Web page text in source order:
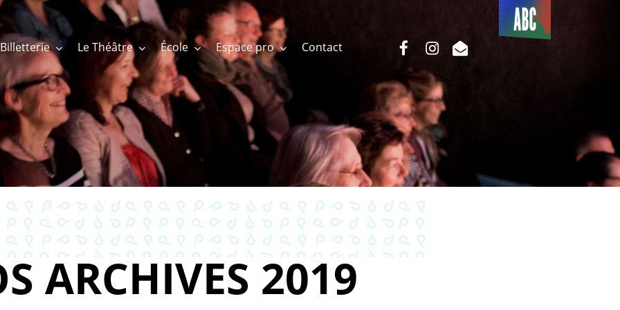
Billetterie Le Théâtre École Espace pro Contact
Du côté
de l’ABC
facebookinstagram
email
ARCHIVES 2019